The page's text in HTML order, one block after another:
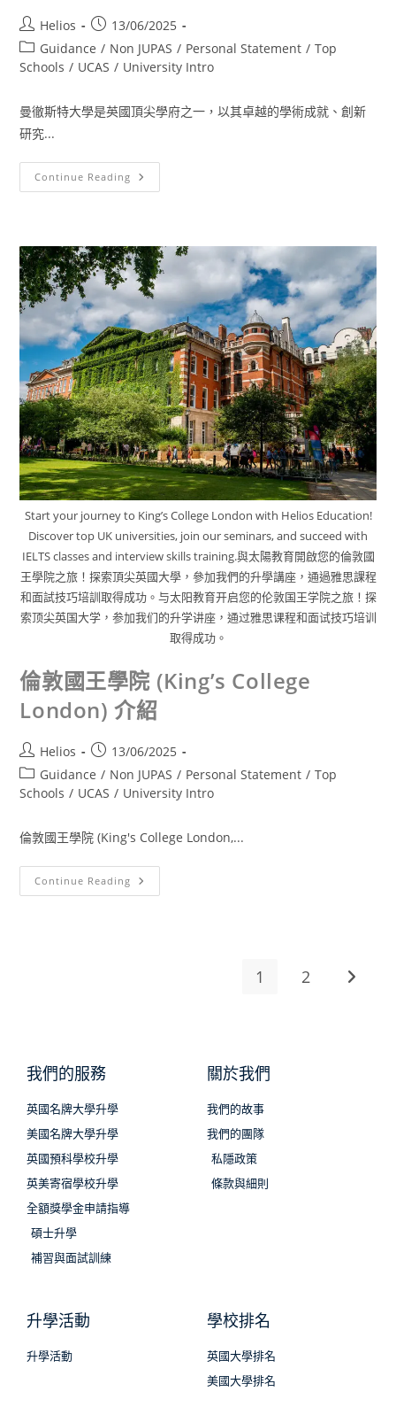
Helios
13/06/2025
Guidance / Non JUPAS / Personal Statement / Top
Schools / UCAS / University Intro
曼徹斯特大學是英國頂尖學府之一，以其卓越的學術成就、創新
研究...
Continue Reading
Start your journey to King’s College London with Helios Education!
Discover top UK universities, join our seminars, and succeed with
IELTS classes and interview skills training.與太陽教育開啟您的倫敦國
王學院之旅！探索頂尖英國大學，參加我們的升學講座，通過雅思課程
和面試技巧培訓取得成功。与太阳教育开启您的伦敦国王学院之旅！探
索顶尖英国大学，参加我们的升学讲座，通过雅思课程和面试技巧培训
取得成功。
倫敦國王學院 (King’s College
London) 介紹
Helios
13/06/2025
Guidance / Non JUPAS / Personal Statement / Top
Schools / UCAS / University Intro
倫敦國王學院 (King's College London,...
Continue Reading
1 2
我們的服務
英國名牌大學升學
美國名牌大學升學
英國預科學校升學
英美寄宿學校升學
全額獎學金申請指導
碩士升學
補習與面試訓練
關於我們
我們的故事
我們的團隊
私隱政策
條款與細則
升學活動
升學活動
學校排名
英國大學排名
美國大學排名